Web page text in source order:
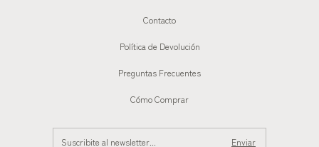
Contacto
Política de Devolución
Preguntas Frecuentes
Cómo Comprar